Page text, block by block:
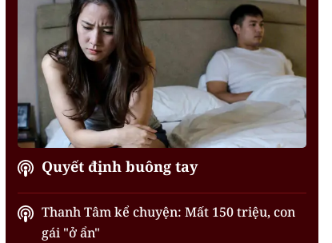
Quyết định buông tay
Thanh Tâm kể chuyện: Mất 150 triệu, con
gái "ở ẩn"